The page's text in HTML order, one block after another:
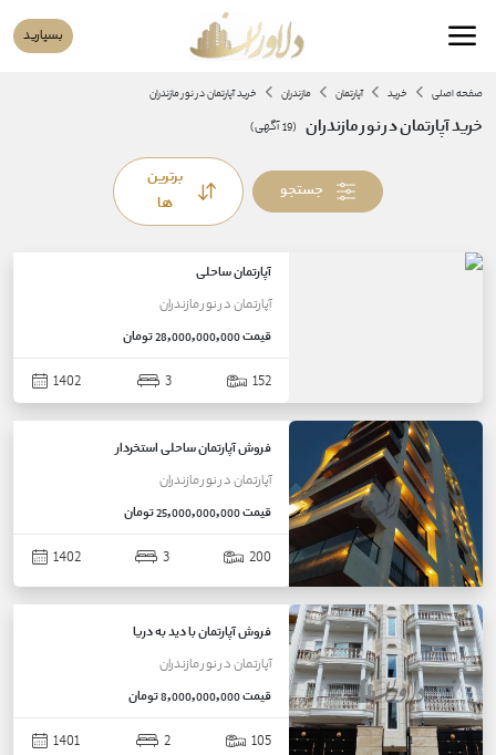
بسپارید
صفحه اصلی خرید آپارتمان مازندران خرید آپارتمان در نور مازندران
خرید آپارتمان در نور مازندران (
19آگهی)
جستجو
برترین
ها
آپارتمان ساحلی
آپارتماندرنورمازندران
قیمت28,000,000,000 تومان
152
3
1402
فروش آپارتمان ساحلی استخردار
آپارتماندرنورمازندران
قیمت25,000,000,000 تومان
200
3
1402
فروش آپارتمان با دید به دریا
آپارتماندرنورمازندران
قیمت8,000,000,000 تومان
105
2
1401